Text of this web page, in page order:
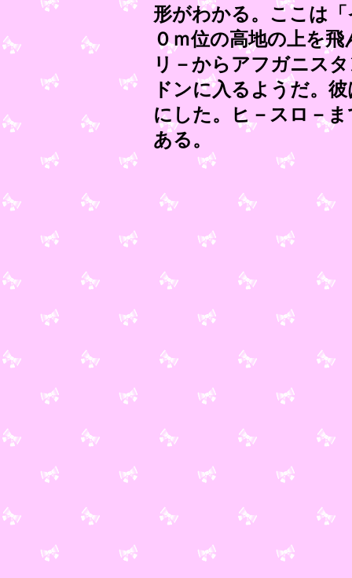
形がわかる。ここは
０ｍ位の高地の上を
リ－からアフガニス
ドンに入るようだ。
にした。ヒ－スロ－
ある。